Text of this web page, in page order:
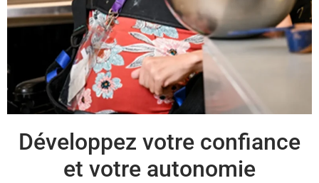
Développez votre confiance
et votre autonomie